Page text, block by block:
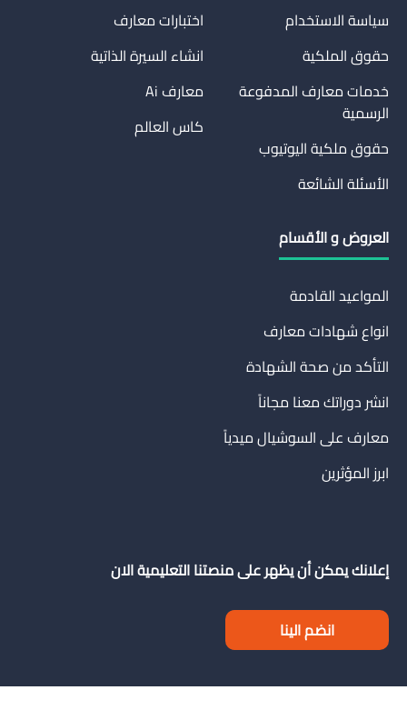
سياسة الاستخدام
حقوق الملكية
خدمات معارف المدفوعة
الرسمية
حقوق ملكية اليوتيوب
الأسئلة الشائعة
اختبارات معارف
انشاء السيرة الذاتية
معارف Ai
كاس العالم
العروض و الأقسام
المواعيد القادمة
انواع شهادات معارف
التأكد من صحة الشهادة
انشر دوراتك معنا مجاناً
معارف على السوشيال ميدياً
ابرز المؤثرين
إعلانك يمكن أن يظهر على منصتنا التعليمية الان
انضم الينا